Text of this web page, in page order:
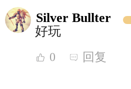
Silver Bullter
好玩
0 回复